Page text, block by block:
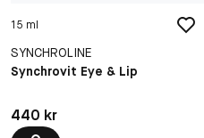
15 ml
SYNCHROLINE
Synchrovit Eye & Lip
Pris: 440 kr
440 kr